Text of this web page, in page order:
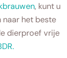
, kunt u
naar het beste
dierproef vrije